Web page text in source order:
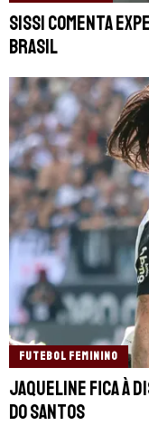
Sissi comenta
Brasil
FUTEBOL FEMININO
Jaqueline fica à
do Santos